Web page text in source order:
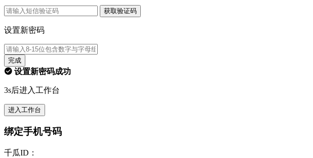
获取验证码
设置新密码
完成
设置新密码成功
3s后进入工作台
进入工作台
绑定手机号码
千瓜ID：